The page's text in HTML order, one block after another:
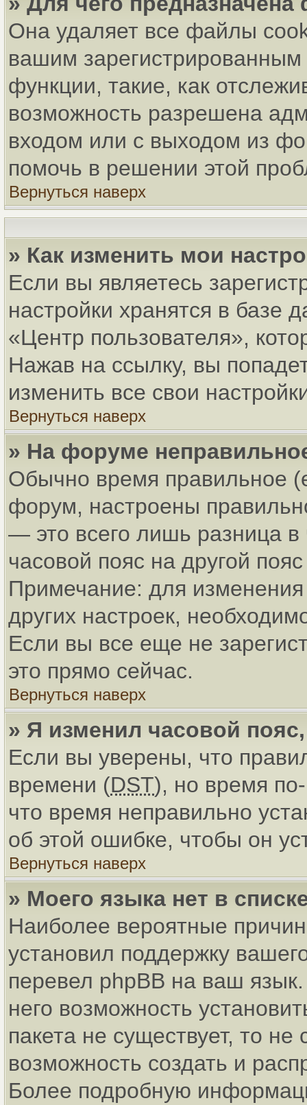
Она удаляет все файлы
вашим
функции, такие, как
возможность разрешена
входом или с выходом из
помочь в решении этой
Вернуться наверх
» Как изменить мои
Если вы являетесь
настройки хранятся в базе
«Центр пользователя»,
Нажав на ссылку, вы
изменить все свои
Вернуться наверх
» На форуме
Обычно время правильное
форум, настроены
— это всего лишь разница
часовой пояс на другой
Примечание: для изменения
других настроек,
Если вы все еще не
это прямо сейчас.
Вернуться наверх
» Я изменил часовой
Если вы уверены, что
времени (DST), но время
что время неправильно
об этой ошибке, чтобы он
Вернуться наверх
» Моего языка нет в
Наиболее вероятные
установил поддержку
перевел phpBB на ваш
него возможность
пакета не существует, то
возможность создать и
Более подробную